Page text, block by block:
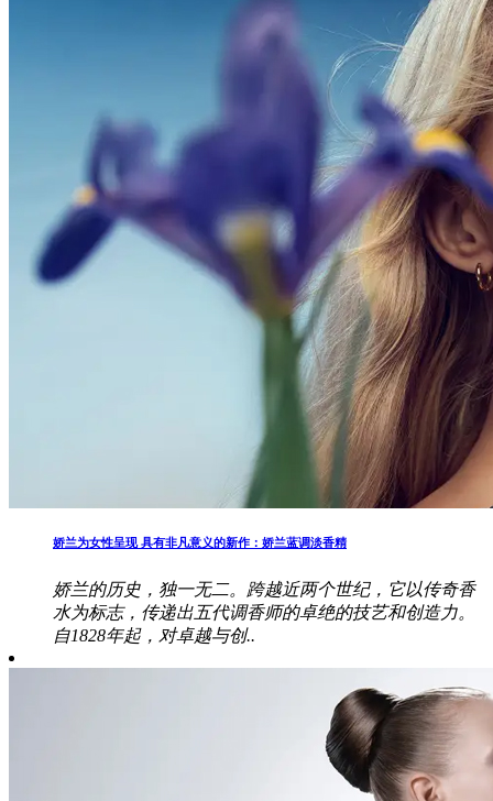
娇兰为女性呈现 具有非凡意义的新作：娇兰蓝调淡香精
娇兰的历史，独一无二。跨越近两个世纪，它以传奇香
水为标志，传递出五代调香师的卓绝的技艺和创造力。
自1828年起，对卓越与创..